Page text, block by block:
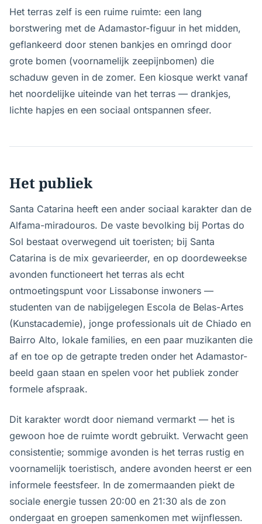
Het terras zelf is een ruime ruimte: een lang
borstwering met de Adamastor-figuur in het midden,
geflankeerd door stenen bankjes en omringd door
grote bomen (voornamelijk zeepijnbomen) die
schaduw geven in de zomer. Een kiosque werkt vanaf
het noordelijke uiteinde van het terras — drankjes,
lichte hapjes en een sociaal ontspannen sfeer.
Het publiek
Santa Catarina heeft een ander sociaal karakter dan de
Alfama-miradouros. De vaste bevolking bij Portas do
Sol bestaat overwegend uit toeristen; bij Santa
Catarina is de mix gevarieerder, en op doordeweekse
avonden functioneert het terras als echt
ontmoetingspunt voor Lissabonse inwoners —
studenten van de nabijgelegen Escola de Belas-Artes
(Kunstacademie), jonge professionals uit de Chiado en
Bairro Alto, lokale families, en een paar muzikanten die
af en toe op de getrapte treden onder het Adamastor-
beeld gaan staan en spelen voor het publiek zonder
formele afspraak.
Dit karakter wordt door niemand vermarkt — het is
gewoon hoe de ruimte wordt gebruikt. Verwacht geen
consistentie; sommige avonden is het terras rustig en
voornamelijk toeristisch, andere avonden heerst er een
informele feestsfeer. In de zomermaanden piekt de
sociale energie tussen 20:00 en 21:30 als de zon
ondergaat en groepen samenkomen met wijnflessen.